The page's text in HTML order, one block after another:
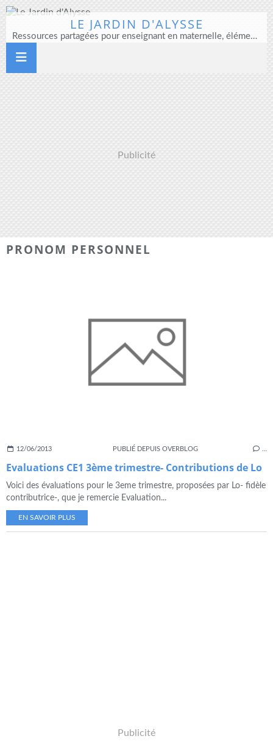
LE JARDIN D'ALYSSE
Ressources partagées pour enseignant en maternelle, élémentaire et direction d'école
Publicité
PRONOM PERSONNEL
12/06/2013 PUBLIÉ DEPUIS OVERBLOG
Evaluations CE1 3ème trimestre- Contributions de Lo
Voici des évaluations pour le 3eme trimestre, proposées par Lo- fidèle
contributrice-, que je remercie Evaluation...
EN SAVOIR PLUS
Publicité